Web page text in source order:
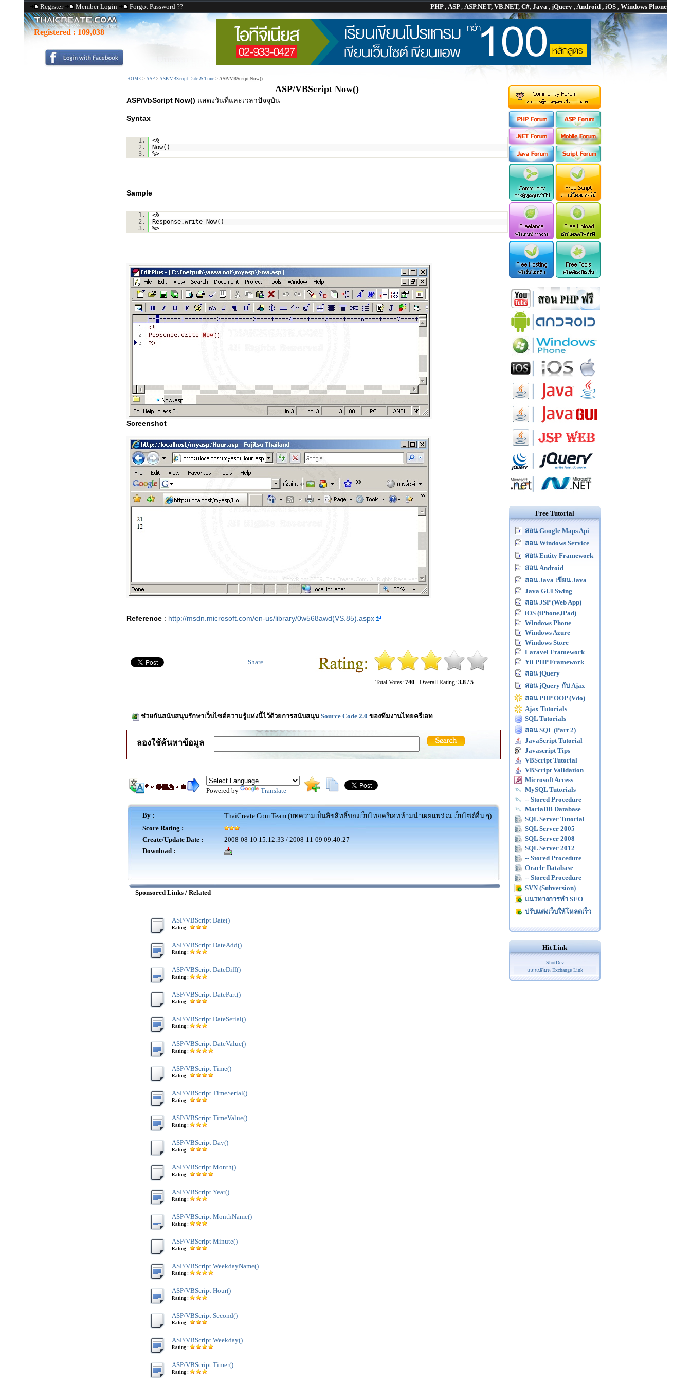
Register Member Login Forgot Password ?? PHP, ASP, ASP.NET, VB.NET, C#, Java , jQuery , Android , iOS , Windows Phone
Registered : 109,038
HOME > ASP > ASP/VBScript Date & Time > ASP/VBScript Now()
ASP/VBScript Now()
ASP/VbScript Now() แสดงวันที่และเวลาปัจจุบัน
Syntax
1.
<%
2.
Now()
3.
%>
Sample
1.
<%
2.
Response.write Now()
3.
%>
Screenshot
Reference : http://msdn.microsoft.com/en-us/library/0w568awd(VS.85).aspx
Total Votes: 740 Overall Rating: 3.8 / 5
Share
ช่วยกันสนับสนุนรักษาเว็บไซต์ความรู้แห่งนี้ไว้ด้วยการสนับสนุน Source Code 2.0 ของทีมงานไทยครีเอท
ลองใช้ค้นหาข้อมูล
Powered by Translate
By :
ThaiCreate.Com Team (บทความเป็นลิขสิทธิ์ของเว็บไทยครีเอทห้ามนำเผยแพร่ ณ เว็บไซต์อื่น ๆ)
Score Rating :
Create/Update Date :
2008-08-10 15:12:33 / 2008-11-09 09:40:27
Download :
Sponsored Links / Related
ASP/VBScript Date()
Rating :
ASP/VBScript DateAdd()
Rating :
ASP/VBScript DateDiff()
Rating :
ASP/VBScript DatePart()
Rating :
ASP/VBScript DateSerial()
Rating :
ASP/VBScript DateValue()
Rating :
ASP/VBScript Time()
Rating :
ASP/VBScript TimeSerial()
Rating :
ASP/VBScript TimeValue()
Rating :
ASP/VBScript Day()
Rating :
ASP/VBScript Month()
Rating :
ASP/VBScript Year()
Rating :
ASP/VBScript MonthName()
Rating :
ASP/VBScript Minute()
Rating :
ASP/VBScript WeekdayName()
Rating :
ASP/VBScript Hour()
Rating :
ASP/VBScript Second()
Rating :
ASP/VBScript Weekday()
Rating :
ASP/VBScript Timer()
Rating :
Free Tutorial
สอน Google Maps Api
สอน Windows Service
สอน Entity Framework
สอน Android
สอน Java เขียน Java
Java GUI Swing
สอน JSP (Web App)
iOS (iPhone,iPad)
Windows Phone
Windows Azure
Windows Store
Laravel Framework
Yii PHP Framework
สอน jQuery
สอน jQuery กับ Ajax
สอน PHP OOP (Vdo)
Ajax Tutorials
SQL Tutorials
สอน SQL (Part 2)
JavaScript Tutorial
Javascript Tips
VBScript Tutorial
VBScript Validation
Microsoft Access
MySQL Tutorials
-- Stored Procedure
MariaDB Database
SQL Server Tutorial
SQL Server 2005
SQL Server 2008
SQL Server 2012
-- Stored Procedure
Oracle Database
-- Stored Procedure
SVN (Subversion)
แนวทางการทำ SEO
ปรับแต่งเว็บให้โหลดเร็ว
Hit Link
ShotDev
แลกเปลี่ยน Exchange Link